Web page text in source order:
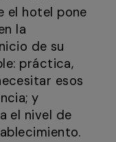
el hotel pone
la
de su
práctica,
esos
y
el nivel de